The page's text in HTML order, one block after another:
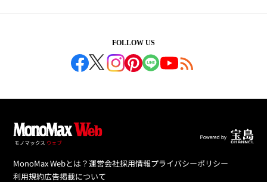
FOLLOW US
MonoMax Webとは？運営会社採用情報プライバシーポリシー
利用規約広告掲載について